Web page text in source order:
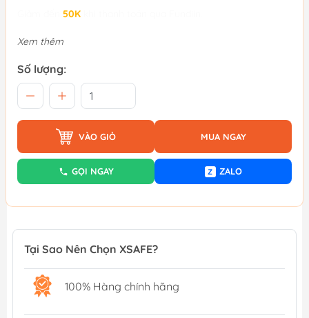
50K
Xem thêm
Số lượng:
VÀO GIỎ MUA NGAY
GỌI NGAY Z ZALO
Tại Sao Nên Chọn XSAFE?
100% Hàng chính hãng